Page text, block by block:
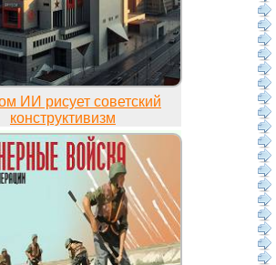
ИИ рисует советский
конструктивизм